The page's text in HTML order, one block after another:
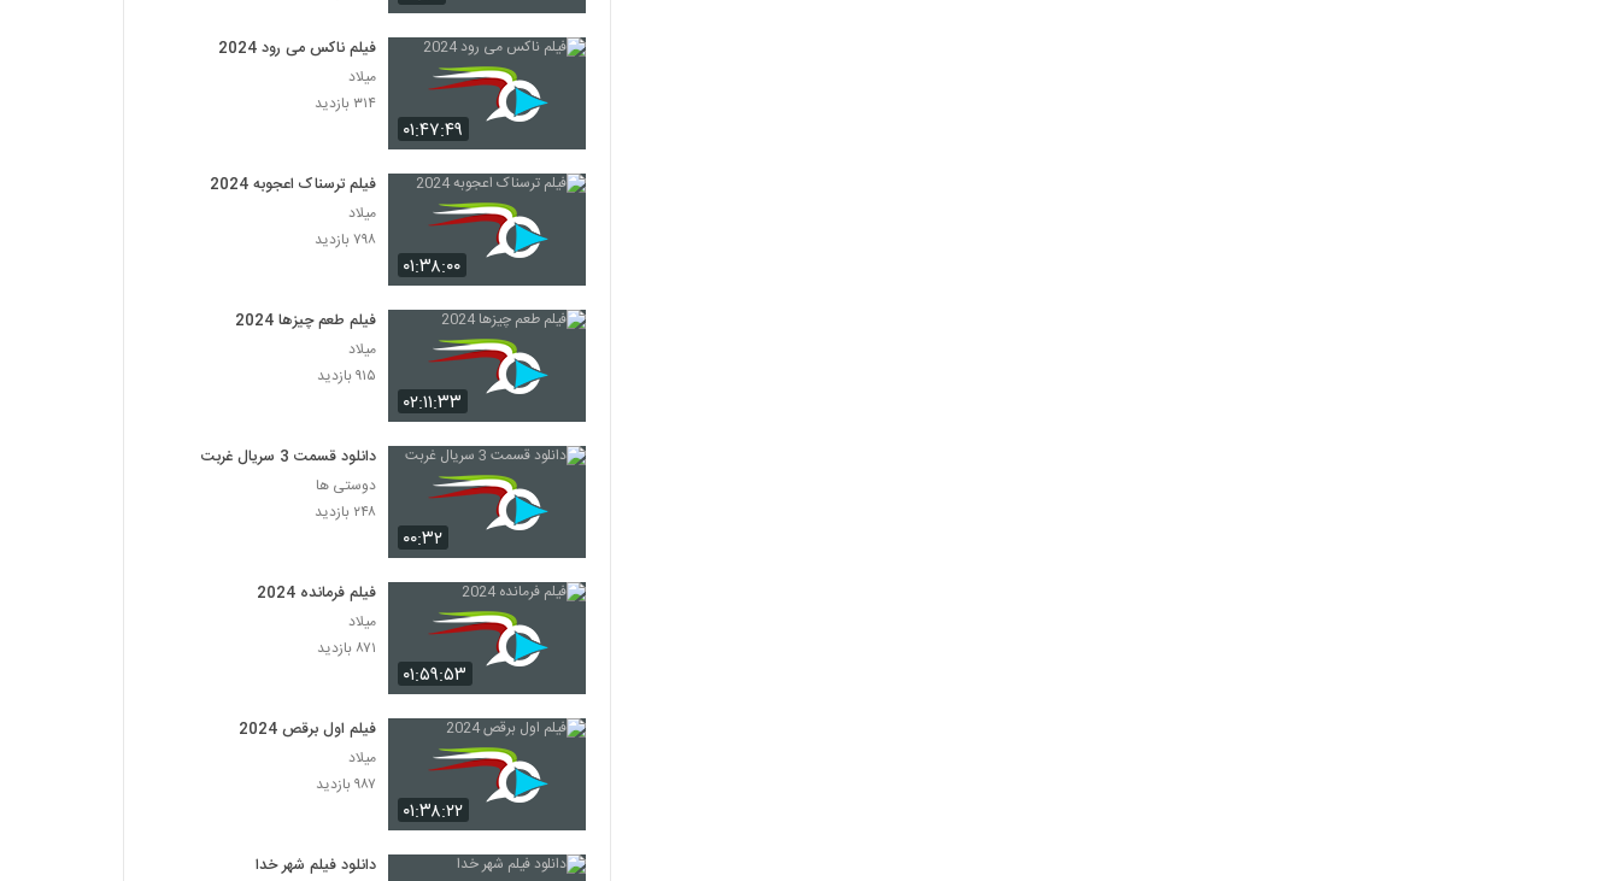
۰۱:۴۷:۴۹
فیلم ناکس می رود 2024
میلاد
۳۱۴ بازدید
۰۱:۳۸:۰۰
فیلم ترسناک اعجوبه 2024
میلاد
۷۹۸ بازدید
۰۲:۱۱:۳۳
فیلم طعم چیزها 2024
میلاد
۹۱۵ بازدید
۰۰:۳۲
دانلود قسمت 3 سریال غربت
دوستی ها
۲۴۸ بازدید
۰۱:۵۹:۵۳
فیلم فرمانده 2024
میلاد
۸۷۱ بازدید
۰۱:۳۸:۲۲
فیلم اول برقص 2024
میلاد
۹۸۷ بازدید
دانلود فیلم شهر خدا